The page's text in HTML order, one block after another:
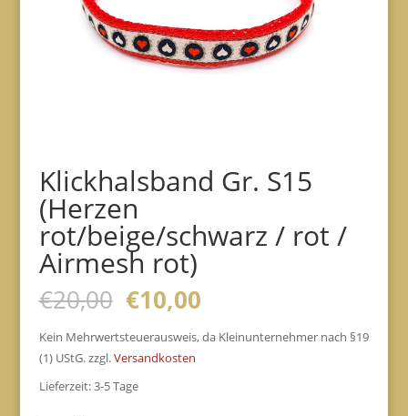
Klickhalsband Gr. S15
(Herzen
rot/beige/schwarz / rot /
Airmesh rot)
€20,00 Ursprünglicher
Preis
war:
€20,00
€10,00Aktueller
ist:
Kein Mehrwertsteuerausweis, da Kleinunternehmer nach §19
(1) UStG. zzgl.Versandkosten
Lieferzeit:3-5 Tage